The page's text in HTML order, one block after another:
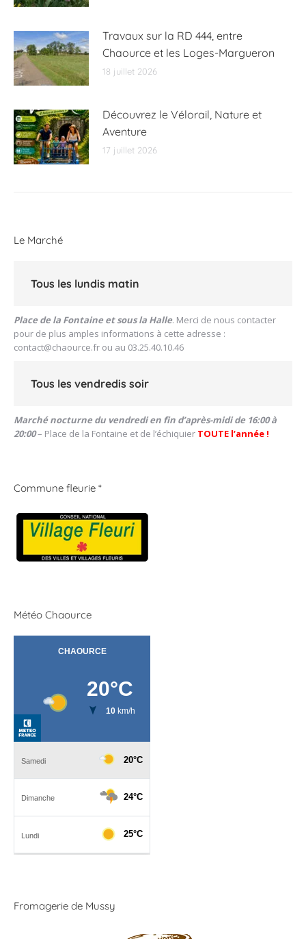
Travaux sur la RD 444, entre
Chaource et les Loges-Margueron
18 juillet 2026
Découvrez le Vélorail, Nature et
Aventure
17 juillet 2026
Le Marché
Tous les lundis matin
Place de la Fontaine et sous la Halle. Merci de nous contacter
pour de plus amples informations à cette adresse :
contact@chaource.fr ou au 03.25.40.10.46
Tous les vendredis soir
Marché nocturne du vendredi en fin d’après-midi de 16:00 à
20:00– Place de la Fontaine et de l’échiquier TOUTE l’année !
Commune fleurie *
Météo Chaource
Fromagerie de Mussy